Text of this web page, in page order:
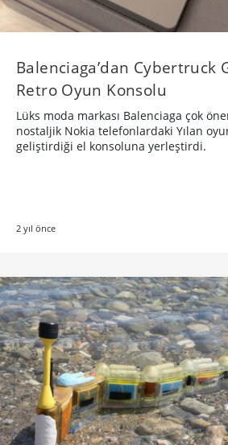
Balenciaga’dan Cybertruck
Retro Oyun Konsolu
Lüks moda markası Balenciaga çok
nostaljik Nokia telefonlardaki Yılan
geliştirdiği el konsoluna yerleştirdi.
2 yıl önce